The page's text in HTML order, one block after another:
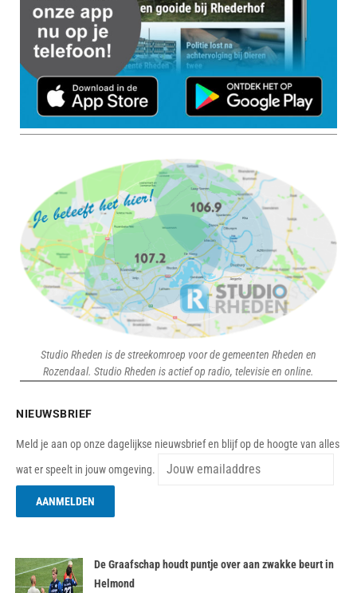
Studio Rheden is de streekomroep voor de gemeenten Rheden en
Rozendaal. Studio Rheden is actief op radio, televisie en online.
NIEUWSBRIEF
Meld je aan op onze dagelijkse nieuwsbrief en blijf op de hoogte van alles
wat er speelt in jouw omgeving.
De Graafschap houdt puntje over aan zwakke beurt in
Helmond